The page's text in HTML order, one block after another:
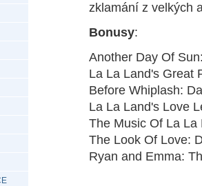
zklamání z velkých
Bonusy:
Another Day Of
La La Land's
Before Whiplash:
La La Land's Love
The Music Of La
The Look Of Love:
Ryan and Emma: